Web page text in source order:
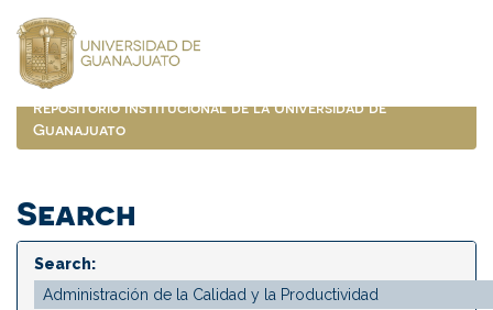
navigation
Repositorio Institucional de la Universidad de
Guanajuato
Search
Search: